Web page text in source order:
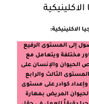
الاكلينيكية:
إلى المستوى الرفيع
مختلفة ويتعامل مع
الحيوان والإنسان على
الثالث والرابع
وإعداد كوادر على مستوى
المريض بمهارة